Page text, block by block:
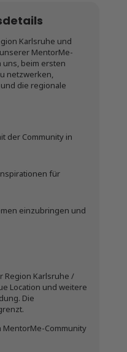
Karlsruhe und
MentorMe-
uns, beim ersten
netzwerken,
die regionale
der Community in
für
einzubringen und
Region Karlsruhe /
Location und weitere
Die
MentorMe-Community